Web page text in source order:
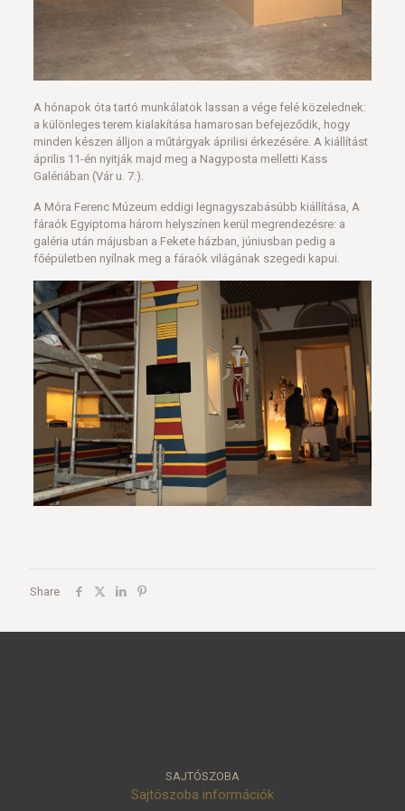
A hónapok óta tartó munkálatok lassan a vége felé közelednek:
a különleges terem kialakítása hamarosan befejeződik, hogy
minden készen álljon a műtárgyak áprilisi érkezésére. A kiállítást
április 11-én nyitják majd meg a Nagyposta melletti Kass
Galériában (Vár u. 7.).
A Móra Ferenc Múzeum eddigi legnagyszabásúbb kiállítása, A
fáraók Egyiptoma három helyszínen kerül megrendezésre: a
galéria után májusban a Fekete házban, júniusban pedig a
főépületben nyílnak meg a fáraók világának szegedi kapui.
Share
SAJTÓSZOBA
Sajtószoba információk